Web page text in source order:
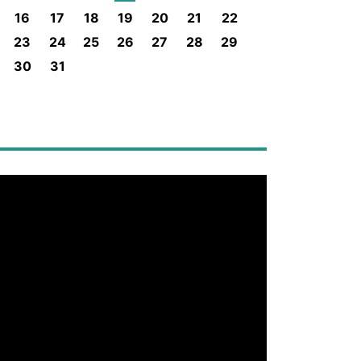
16
17 18 19 20 21
22
23
24 25 26 27 28
29
30
31